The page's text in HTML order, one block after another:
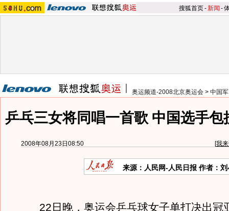
搜狐首页-新闻 -
奥运频道-2008北京奥运会 > 中国
乒乓三女将同唱一首歌 中国选手包
2008年08月23日08:50 [我
来源：人民网-人民日报 作者：刘
22日晚，奥运会乒乓球女子单打决出冠